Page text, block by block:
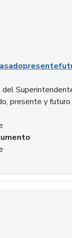
presente y